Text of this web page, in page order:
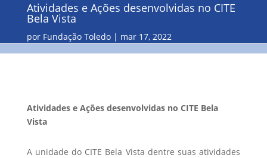
Atividades e Ações desenvolvidas no CITE
Bela Vista
por Fundação Toledo mar 17, 2022
Atividades e Ações desenvolvidas no CITE Bela
Vista
A unidade do CITE Bela Vista dentre suas atividades